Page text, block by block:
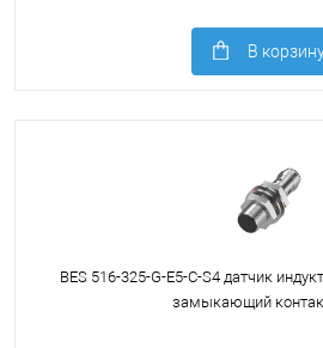
В
BES 516-325-G-E5-C-S4 датчик
замыкающий